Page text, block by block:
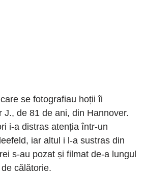
se fotografiau hoții îi
J., de 81 de ani, din Hannover.
i-a distras atenția într-un
iar altul i l-a sustras din
s-au pozat și filmat de-a lungul
călătorie.